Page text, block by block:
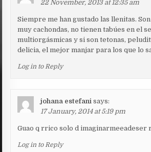
22 November, 2013 at 12:35 am
Siempre me han gustado las llenitas.
muy cachondas, no tienen tabúes en el
multiorgásmicas y si son tetonas,
delicia, el mejor manjar para los que lo
Log in to Reply
johana estefani says:
17 January, 2014 at 5:19 pm
Guao q rrico solo d imaginarmeeadeser
Log in to Reply